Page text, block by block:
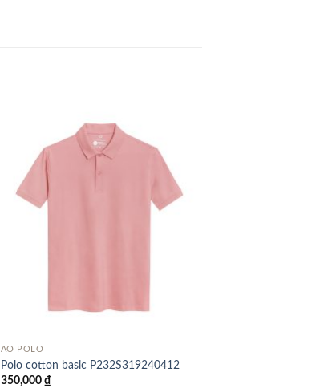
ÁO POLO
Polo cotton basic P232S319240412
350,000 ₫